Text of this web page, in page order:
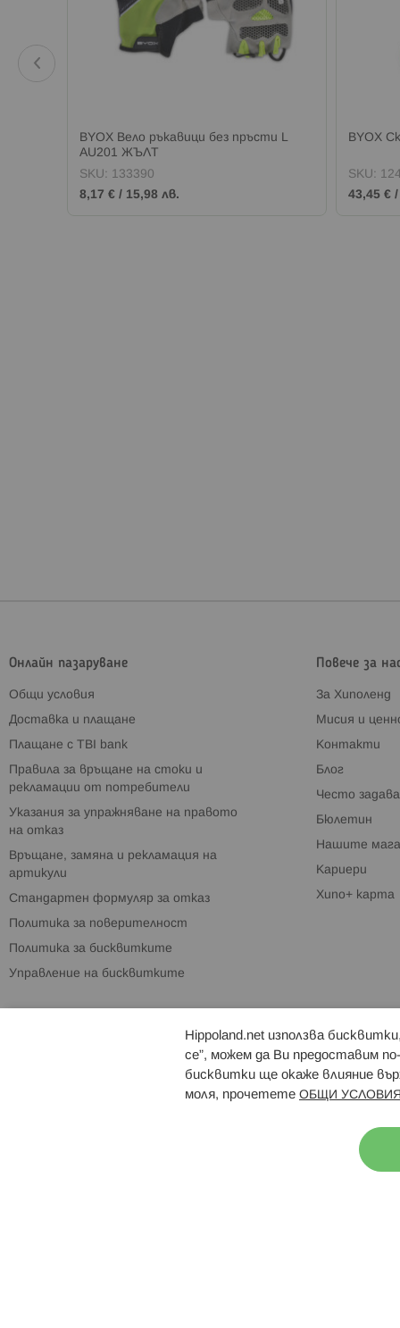
BYOX Вело ръкавици без пръсти L
AU201 ЖЪЛТ
SKU: 133390
8,17 € / 15,98 лв.
BYOX
SKU:
43,45 €
Онлайн пазаруване
Общи условия
Доставка и плащане
Плащане с TBI bank
Правила за връщане на стоки и
рекламации от потребители
Указания за упражняване на правото
на отказ
Връщане, замяна и рекламация на
артикули
Стандартен формуляр за отказ
Политика за поверителност
Политика за бисквитките
Управление на бисквитките
Повече за
За Хиполенд
Мисия и
Контакти
Блог
Често
Бюлетин
Нашите
Кариери
Хипо+ карта
Брошури Магазини
Hippoland.net използва
се”, можем да Ви предоставим
бисквитки ще окаже влияние
моля, прочетете ОБЩИ